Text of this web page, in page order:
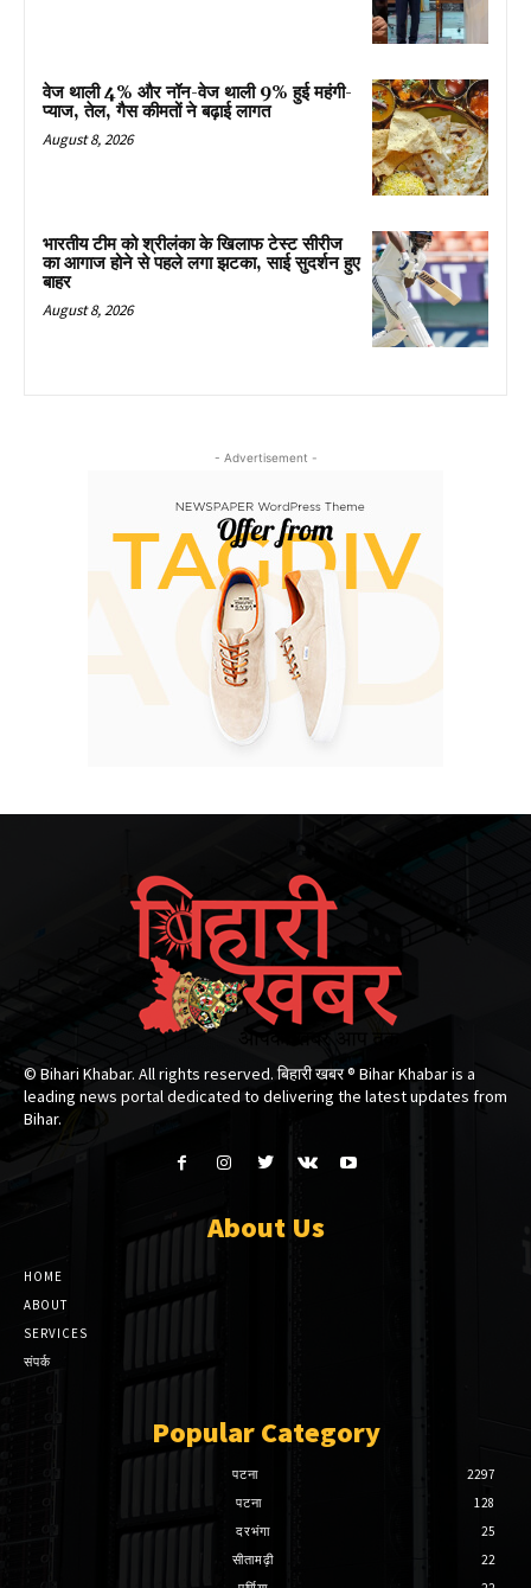
वेज थाली 4% और नॉन-वेज थाली 9% हुई महंगी-
प्याज, तेल, गैस कीमतों ने बढ़ाई लागत
August 8, 2026
भारतीय टीम को श्रीलंका के खिलाफ टेस्ट सीरीज
का आगाज होने से पहले लगा झटका, साई सुदर्शन हुए
बाहर
August 8, 2026
- Advertisement -
© Bihari Khabar. All rights reserved. बिहारी खबर ®​ Bihar Khabar is a
leading news portal dedicated to delivering the latest updates from
Bihar.
About Us
HOME
ABOUT
SERVICES
संपर्क
Popular Category
पटना
2297
पटना
128
दरभंगा
25
सीतामढ़ी
22